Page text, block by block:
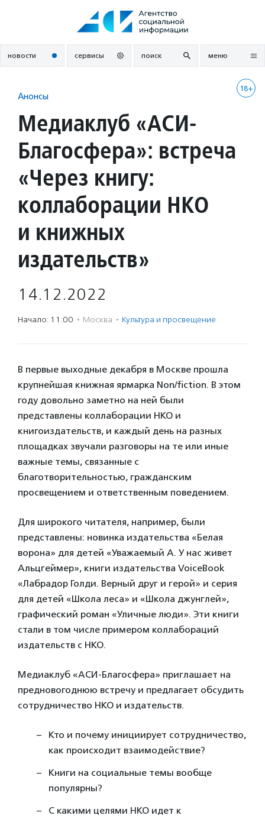
новости сервисы поиск меню
18+
Анонсы
Медиаклуб «АСИ-
Благосфера»: встреча
«Через книгу:
коллаборации НКО
и книжных
издательств»
14.12.2022
Начало: 11:00 · Москва · Культура и просвещение
В первые выходные декабря в Москве прошла
крупнейшая книжная ярмарка Non/fiction. В этом
году довольно заметно на ней были
представлены коллаборации НКО и
книгоиздательств, и каждый день на разных
площадках звучали разговоры на те или иные
важные темы, связанные с
благотворительностью, гражданским
просвещением и ответственным поведением.
Для широкого читателя, например, были
представлены: новинка издательства «Белая
ворона» для детей «Уважаемый А. У нас живет
Альцгеймер», книги издательства VoiceBook
«Лабрадор Голди. Верный друг и герой» и серия
для детей «Школа леса» и «Школа джунглей»,
графический роман «Уличные люди». Эти книги
стали в том числе примером коллабораций
издательств с НКО.
Медиаклуб «АСИ-Благосфера» приглашает на
предновогоднюю встречу и предлагает обсудить
сотрудничество НКО и издательств.
Кто и почему инициирует сотрудничество,
как происходит взаимодействие?
Книги на социальные темы вообще
популярны?
С какими целями НКО идет к